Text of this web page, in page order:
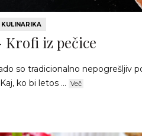
KULINARIKA
Krofi iz pečice
so tradicionalno nepogrešljiv
ko bi letos ... Več